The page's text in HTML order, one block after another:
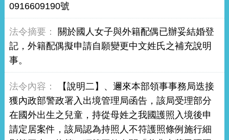
0916609190號
關於國人女子與外籍配偶已辦妥結婚登
記，外籍配偶擬申請自願變更中文姓氏之補充說明
事。
【說明二】、邇來本部領事事務局迭接
獲內政部警政署入出境管理局函告，該局受理部分
在國外出生之兒童，持從母姓之我國護照入境後申
請定居案件，該局認為持照人不符護照條例施行細